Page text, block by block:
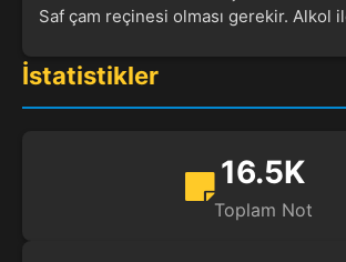
Saf çam reçinesi olması gerekir. Alkol
İstatistikler
16.5K
Toplam Not